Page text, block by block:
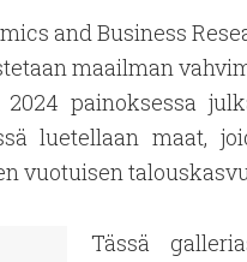
and Business
maailman
2024 painoksessa
luetellaan maat,
vuotuisen
Tässä